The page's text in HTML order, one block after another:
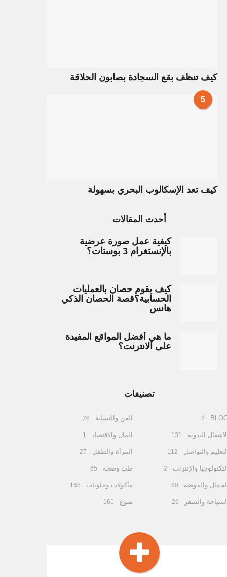
كيف تنظف بقع السجادة بصابون الحلاقة
5
كيف تعد الإسكالوب البحري بسهولة
أحدث المقالات
كيفية عمل صورة عرضية
بالإنستغرام 3 بوستات؟
كيف يقوم حصان بالعمليات
الحسابية؟قصة الحصان الذكي
هانس
ما هي أفضل المواقع المفيدة
على الانترنت؟
تصنيفات
2
الاشغال اليدوية 131
التعليم والتواصل 112
التكنولوجيا والإنترنت 2
الجمال والموضة 80
السياحة والسفر 26
الفن والتسلية 26
المال والاقتصاد 1
المرأة والطفل 27
طب وصحة 65
مأكولات وحلويات 165
منوع 161